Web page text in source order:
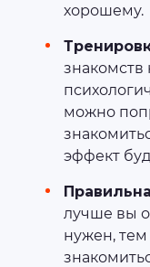
хорошему.
знакомств
можно
эффект
лучше вы
нужен,